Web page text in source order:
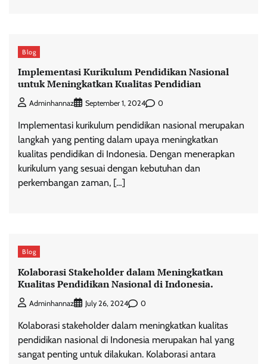
Blog
Implementasi Kurikulum Pendidikan Nasional
untuk Meningkatkan Kualitas Pendidian
Adminhannaz September 1, 2024 0
Implementasi kurikulum pendidikan nasional merupakan
langkah yang penting dalam upaya meningkatkan
kualitas pendidikan di Indonesia. Dengan menerapkan
kurikulum yang sesuai dengan kebutuhan dan
perkembangan zaman, […]
Blog
Kolaborasi Stakeholder dalam Meningkatkan
Kualitas Pendidikan Nasional di Indonesia.
Adminhannaz July 26, 2024 0
Kolaborasi stakeholder dalam meningkatkan kualitas
pendidikan nasional di Indonesia merupakan hal yang
sangat penting untuk dilakukan. Kolaborasi antara